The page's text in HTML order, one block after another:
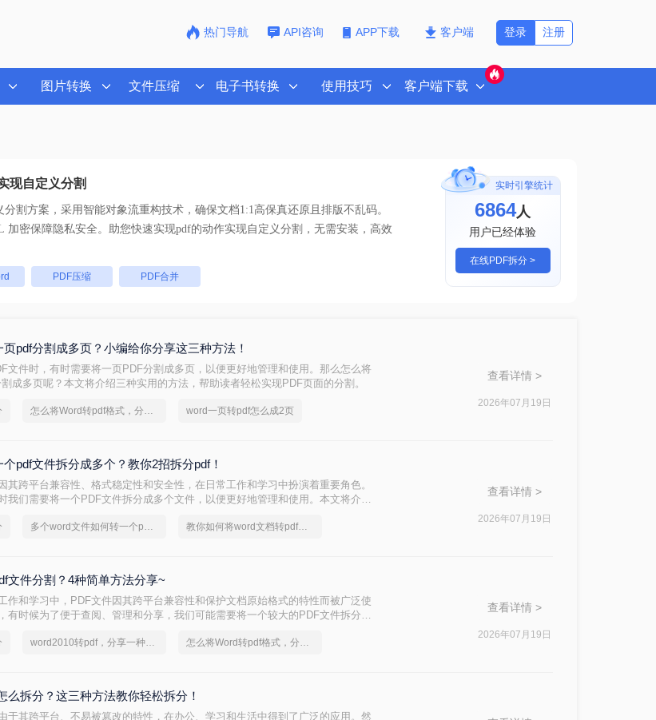
热门导航 API咨询 APP下载 客户端 注册
登录
图片转换 文件压缩 电子书转换 使用技巧 客户端下载
现自定义分割
分割 方案，采用智能对象流重构技术，确保文档1:1高保真还原且排版不乱码。
， 全链路 SSL 加密保障隐私安全。助您快速实现pdf的动作实现自定义分割 ，无需安装，高效
PDF压缩 PDF合并
实时引擎统计
6868人
用户已经体验
在线PDF拆分 >
页pdf分割成多页？小编给你分享这三种方法！
文件时，有时需要将一页PDF分割成多页，以便更好地管理和使用。那么怎么将
成多页呢？本文将介绍三种实用的方法，帮助读者轻松实现PDF页面的分割。
怎么将Word转pdf格式，分享一种简单的方法 word一页转pdf怎么成2页
查看详情 >
2026年07月19日
pdf文件拆分成多个？教你2招拆分pdf！
其跨平台兼容性、格式稳定性和安全性，在日常工作和学习中扮演着重要角色。
我们需要将一个PDF文件拆分成多个文件，以便更好地管理和使用。本文将介绍
多个word文件如何转一个pdf格式 教你如何将word文档转pdf文件
查看详情 >
2026年07月19日
文件分割？4种简单方法分享~
作和学习中，PDF文件因其跨平台兼容性和保护文档原始格式的特性而被广泛使
有时候为了便于查阅、管理和分享，我们可能需要将一个较大的PDF文件拆分成
独特的优势和适用场景。
word2010转pdf，分享一种简单的方法 怎么将Word转pdf格式，分享一种简单的方法
查看详情 >
2026年07月19日
么拆分？这三种方法教你轻松拆分！
于其跨平台、不易被篡改的特性，在办公、学习和生活中得到了广泛的应用。然